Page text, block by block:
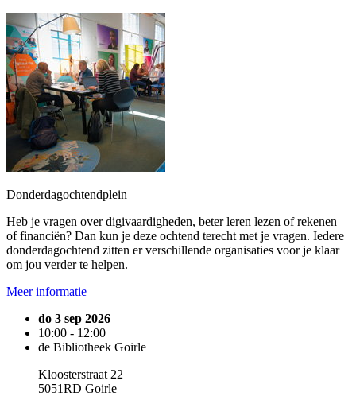
Donderdagochtendplein
Heb je vragen over digivaardigheden, beter leren lezen of rekenen
of financiën? Dan kun je deze ochtend terecht met je vragen. Iedere
donderdagochtend zitten er verschillende organisaties voor je klaar
om jou verder te helpen.
Meer informatie
do 3 sep 2026
10:00 - 12:00
de Bibliotheek Goirle
Kloosterstraat 22
5051RD Goirle